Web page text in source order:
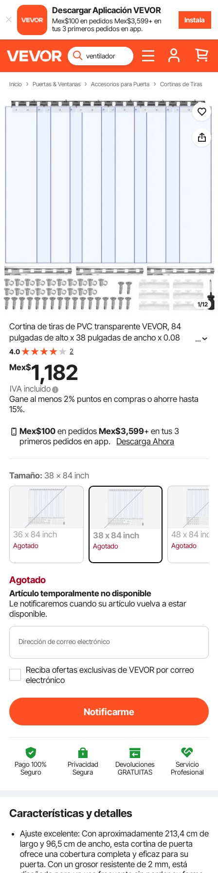
Descargar Aplicación VEVOR
Mex$100en pedidos Mex$3,599+ en
tus 3 primeros pedidos en app.
Instala
Inicio Puertas & Ventanas Accesorios para Puerta Cortinas de Tiras
1/12
Cortina de tiras de PVC transparente VEVOR, 84
pulgadas de alto x 38 pulgadas de ancho x 0.08
pulgadas de espesor, 6 unidades. Tiras de cortina para
plástico aislante térmico para puertas de almacenes,
congeladores y garajes.
...
4.0 2
Mex$1,182
IVA incluido
Gane al menos2% puntos en compras o ahorre hasta
15%.
Mex$100 en pedidosMex$3,599+ en tus 3
primeros pedidos en app.
Descarga Ahora
Tamaño: 38 x 84 inch
36 x 84 inch
Agotado
38 x 84 inch
Agotado
48 x 84 inch
Agotado
Agotado
Artículo temporalmente no disponible
Le notificaremos cuando su artículo vuelva a estar
disponible.
Dirección de correo electrónico
Reciba ofertas exclusivas de VEVOR por correo
electrónico
Notificarme
Pago 100%
Seguro
Privacidad
Segura
Devoluciones
GRATUITAS
Servicio
Profesional
Características y detalles
Ajuste excelente: Con aproximadamente 213,4 cm de
largo y 96,5 cm de ancho, esta cortina de puerta
ofrece una cobertura completa y eficaz para su
puerta. Con un grosor resistente de 2 mm, está